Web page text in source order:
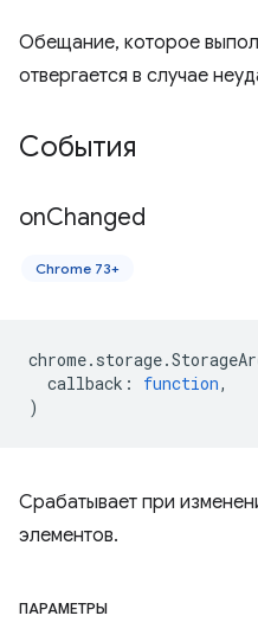
Обещание, которое
отвергается в случае
События
onChanged
Chrome 73+
chrome. storage.
callback : function,
)
Срабатывает при
элементов.
ПАРАМЕТРЫ